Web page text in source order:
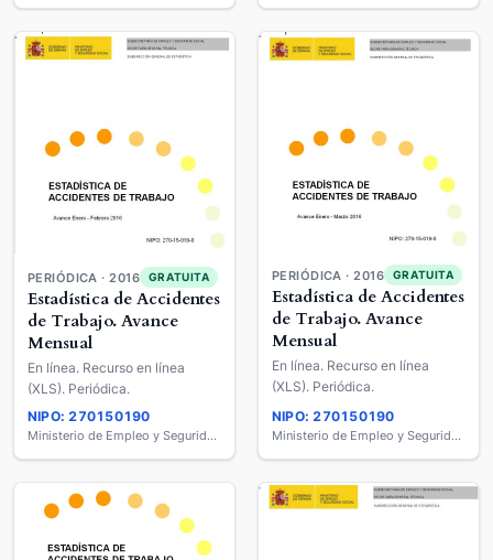
PERIÓDICA · 2016 GRATUITA
Estadística de Accidentes
de Trabajo. Avance
Mensual
En línea. Recurso en línea
(XLS). Periódica.
NIPO: 270150190
Ministerio de Empleo y Seguridad Social
PERIÓDICA · 2016 GRATUITA
Estadística de Accidentes
de Trabajo. Avance
Mensual
En línea. Recurso en línea
(XLS). Periódica.
NIPO: 270150190
Ministerio de Empleo y Seguridad Social